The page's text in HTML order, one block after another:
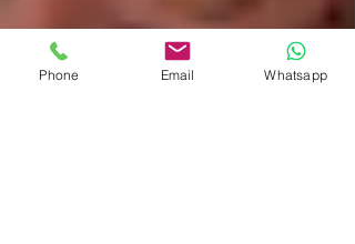
Phone Email Whatsapp